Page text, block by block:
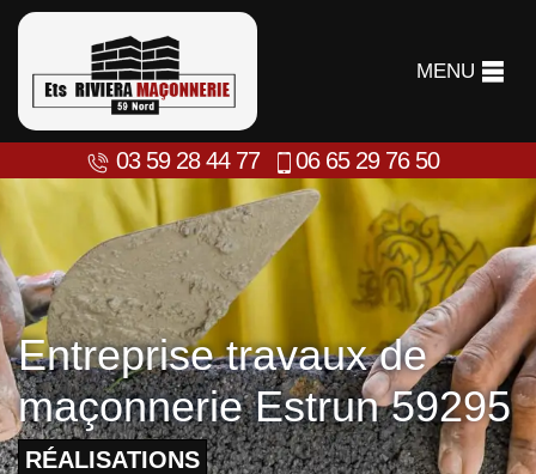
MENU
03 59 28 44 77 06 65 29 76 50
Entreprise travaux de
maçonnerie Estrun 59295
RÉALISATIONS